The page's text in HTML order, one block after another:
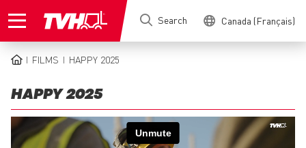
to
Search Canada (Français)
FILMS HAPPY 2025
HAPPY 2025